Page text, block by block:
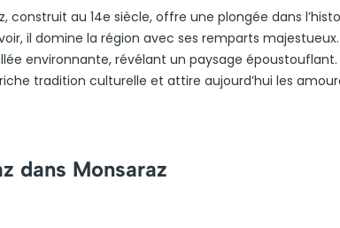
au 14e siècle, offre une plongée dans
il domine la région avec ses remparts
environnante, révélant un paysage époustouflant.
tradition culturelle et attire aujourd’hui les
dans Monsaraz